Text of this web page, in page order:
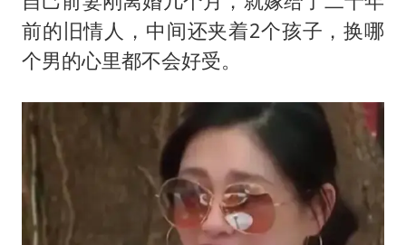
前的旧情人，中间还夹着2个孩子，换哪
个男的心里都不会好受。